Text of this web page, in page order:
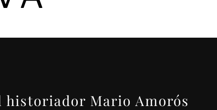
historiador Mario Amorós